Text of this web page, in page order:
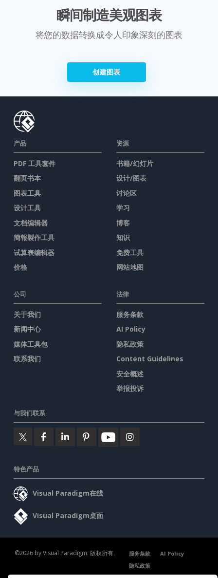
瞬间制造美观图表
将您的数据转换成令人印象深刻的图表
创建图表
产品
PDF 工具套件
翻页书本
图表工具
设计工具
文档编辑器
簡報製作工具
试算表编辑器
价格
资源
书籍/幻灯片
设计/图表
讨论区
学习
博客
知识
免费工具
网站地图
公司
关于我们
新闻中心
媒体工具包
联系我们
法律
服务条款
AI Policy
隐私政策
Content Guidelines
安全概述
举报投诉
与我们联系
特色产品
Visual Paradigm在线
Visual Paradigm桌面
©2026 by Visual Paradigm. 版权所有。 服务条款
AI Policy
隐私政策